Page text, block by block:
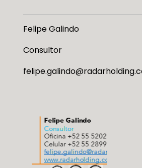
Felipe Galindo
Consultor